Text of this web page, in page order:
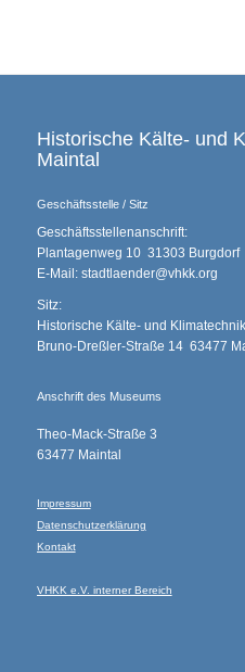
Historische Kälte- und
Maintal
Geschäftsstelle / Sitz
Geschäftsstellenanschrift:
Plantagenweg 10 31303 Burgdorf
E-Mail: stadtlaender@vhkk.org
Sitz:
Historische Kälte- und Klimatechnik
Bruno-Dreßler-Straße 14 63477
Anschrift des Museums
Theo-Mack-Straße 3
63477 Maintal
Impressum
Datenschutzerklärung
Kontakt
VHKK e.V. interner Bereich